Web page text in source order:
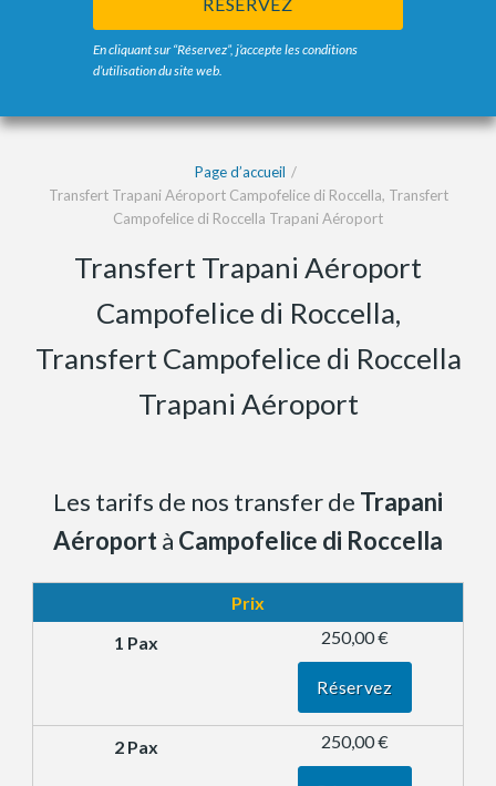
En cliquant sur “Réservez”, j’accepte les conditions
d’utilisation du site web.
Page d’accueil
Transfert Trapani Aéroport Campofelice di Roccella, Transfert
Campofelice di Roccella Trapani Aéroport
Transfert Trapani Aéroport
Campofelice di Roccella,
Transfert Campofelice di Roccella
Trapani Aéroport
Les tarifs de nos transfer de Trapani
Aéroportà Campofelice di Roccella
Prix
250,00 €
Réservez
250,00 €